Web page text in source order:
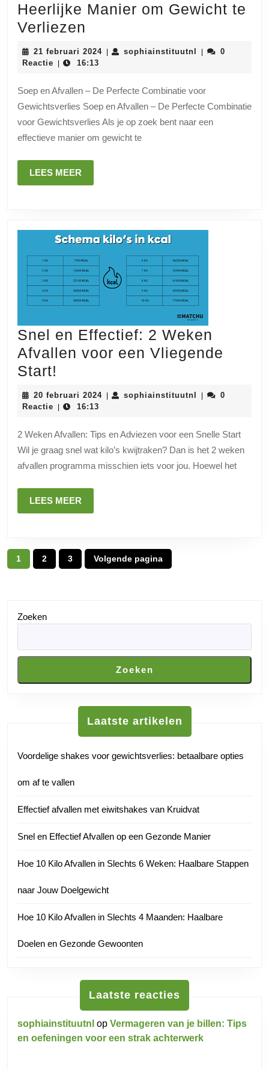
Heerlijke Manier om Gewicht te
Verliezen
met
Soep:
Heerlijke
Manier
om
Verliezen
21 februari 202421
sophiainstituutnl
0
Reactie
16:13
Soep en Afvallen – De Perfecte Combinatie voor
Gewichtsverlies Soep en Afvallen – De Perfecte Combinatie
voor Gewichtsverlies Als je op zoek bent naar een
effectieve manier om gewicht te
LEES MEER
MEER
Snel en Effectief: 2 Weken
Afvallen voor een Vliegende
Start!
Effectief:
Weken
Afvallen
een
Vliegende
20 februari 202420
sophiainstituutnl
0
Reactie
16:13
2 Weken Afvallen: Tips en Adviezen voor een Snelle Start
Wil je graag snel wat kilo’s kwijtraken? Dan is het 2 weken
afvallen programma misschien iets voor jou. Hoewel het
LEES MEER
MEER
Posts
pagination
Pagina
1
Pagina
2
Pagina
3 Volgende pagina
Zoeken
Zoeken
Laatste artikelen
Voordelige shakes voor gewichtsverlies: betaalbare opties
om af te vallen
Effectief afvallen met eiwitshakes van Kruidvat
Snel en Effectief Afvallen op een Gezonde Manier
Hoe 10 Kilo Afvallen in Slechts 6 Weken: Haalbare Stappen
naar Jouw Doelgewicht
Hoe 10 Kilo Afvallen in Slechts 4 Maanden: Haalbare
Doelen en Gezonde Gewoonten
Laatste reacties
sophiainstituutnl op Vermageren van je billen: Tips
en oefeningen voor een strak achterwerk